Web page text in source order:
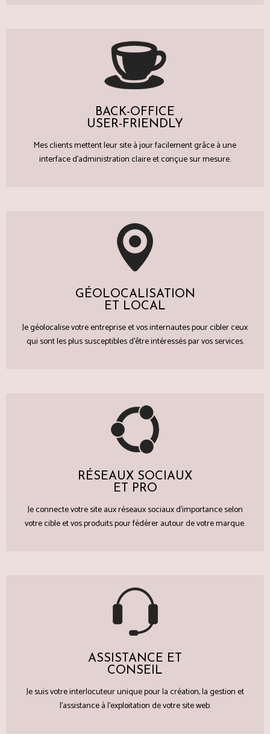
BACK-OFFICE
USER-FRIENDLY
Mes clients mettent leur site à jour facilement grâce à une
interface d'administration claire et conçue sur mesure.
GÉOLOCALISATION
ET LOCAL
Je géolocalise votre entreprise et vos internautes pour cibler ceux
qui sont les plus susceptibles d'être intéressés par vos services.
RÉSEAUX SOCIAUX
ET PRO
Je connecte votre site aux réseaux sociaux d'importance selon
votre cible et vos produits pour fédérer autour de votre marque.
ASSISTANCE ET
CONSEIL
Je suis votre interlocuteur unique pour la création, la gestion et
l'assistance à l'exploitation de votre site web.